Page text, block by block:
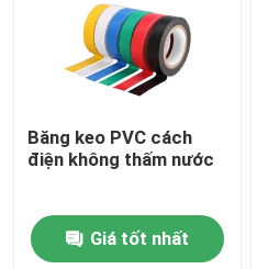
Đóng gói băng dính
Băng MOPP
Băng keo PVC cách
điện không thấm nước
Giá tốt nhất